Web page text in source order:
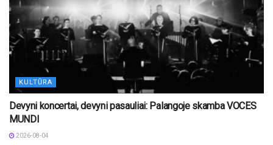
KULTŪRA
Devyni koncertai, devyni pasauliai: Palangoje skamba VOCES
MUNDI
2026-08-04